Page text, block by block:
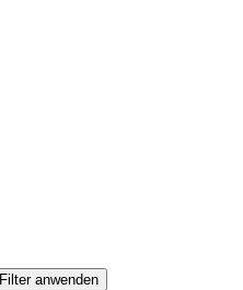
Filter anwenden